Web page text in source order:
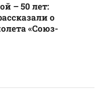
– 50 лет:
о
«Союз-